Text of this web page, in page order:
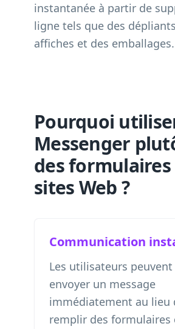
instantanée à partir de
ligne tels que des
affiches et des emballages.
Pourquoi
Messenger
des formulaires
sites Web ?
Communication
Les utilisateurs peuvent
envoyer un message
immédiatement au lieu
remplir des formulaires